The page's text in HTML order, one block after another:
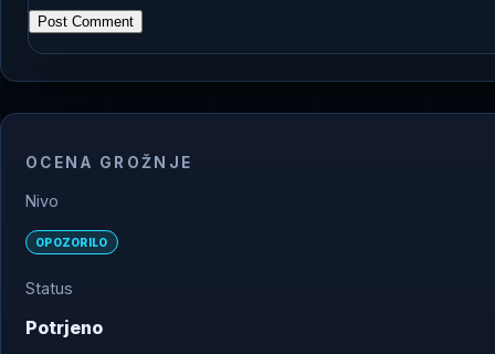
OCENA GROŽNJE
Nivo
OPOZORILO
Status
Potrjeno